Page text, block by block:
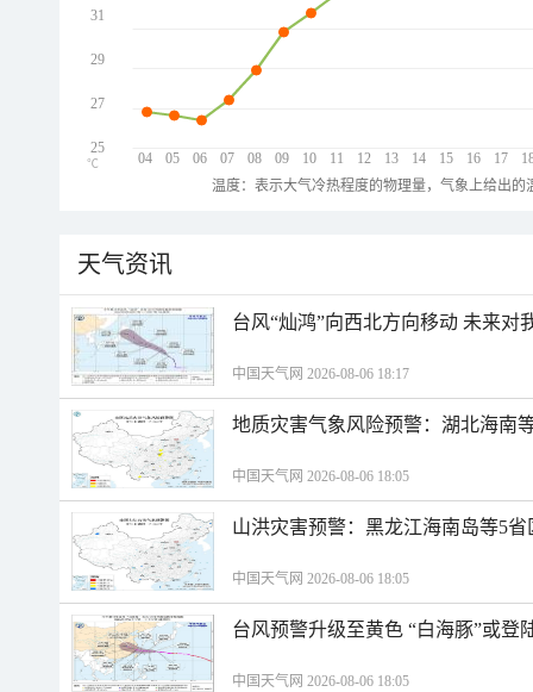
04 05 06 07 08 09 10 11 12 13 14 15 16 17
31
29
27
25
℃
温度：表示大气冷热程度的物理量，气象上给出
天气资讯
台风“灿鸿”向西北方向移动 未来对
中国天气网 2026-08-06 18:17
地质灾害气象风险预警：湖北海南
中国天气网 2026-08-06 18:05
山洪灾害预警：黑龙江海南岛等5
中国天气网 2026-08-06 18:05
台风预警升级至黄色 “白海豚”或登
中国天气网 2026-08-06 18:05